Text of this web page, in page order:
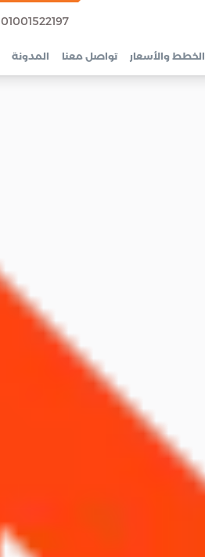
01001522197
الخطط والأسعار تواصل معنا المدونة